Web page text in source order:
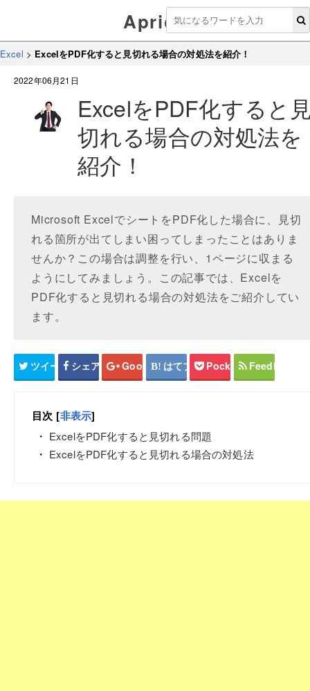
Aprico
Excel > ExcelをPDF化すると見切れる場合の対処法を紹介！
2022年06月21日
ExcelをPDF化すると
切れる場合の対処法を
紹介！
Microsoft ExcelでシートをPDF化した場合に、見切
れる箇所が出てしまい困ってしまったことはありま
せんか？この場合は調整を行い、1ページに収まる
ようにしてみましょう。この記事では、Excelを
PDF化すると見切れる場合の対処法をご紹介してい
ます。
ツイート シェア Google+ はてブ Pocket Feedly
目次 [非表示]
ExcelをPDF化すると見切れる問題
ExcelをPDF化すると見切れる場合の対処法